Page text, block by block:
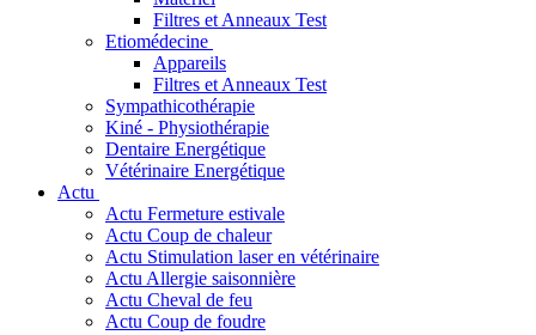
Filtres et Anneaux Test
Etiomédecine
Appareils
Filtres et Anneaux Test
Sympathicothérapie
Kiné - Physiothérapie
Dentaire Energétique
Vétérinaire Energétique
Actu
Actu Fermeture estivale
Actu Coup de chaleur
Actu Stimulation laser en vétérinaire
Actu Allergie saisonnière
Actu Cheval de feu
Actu Coup de foudre